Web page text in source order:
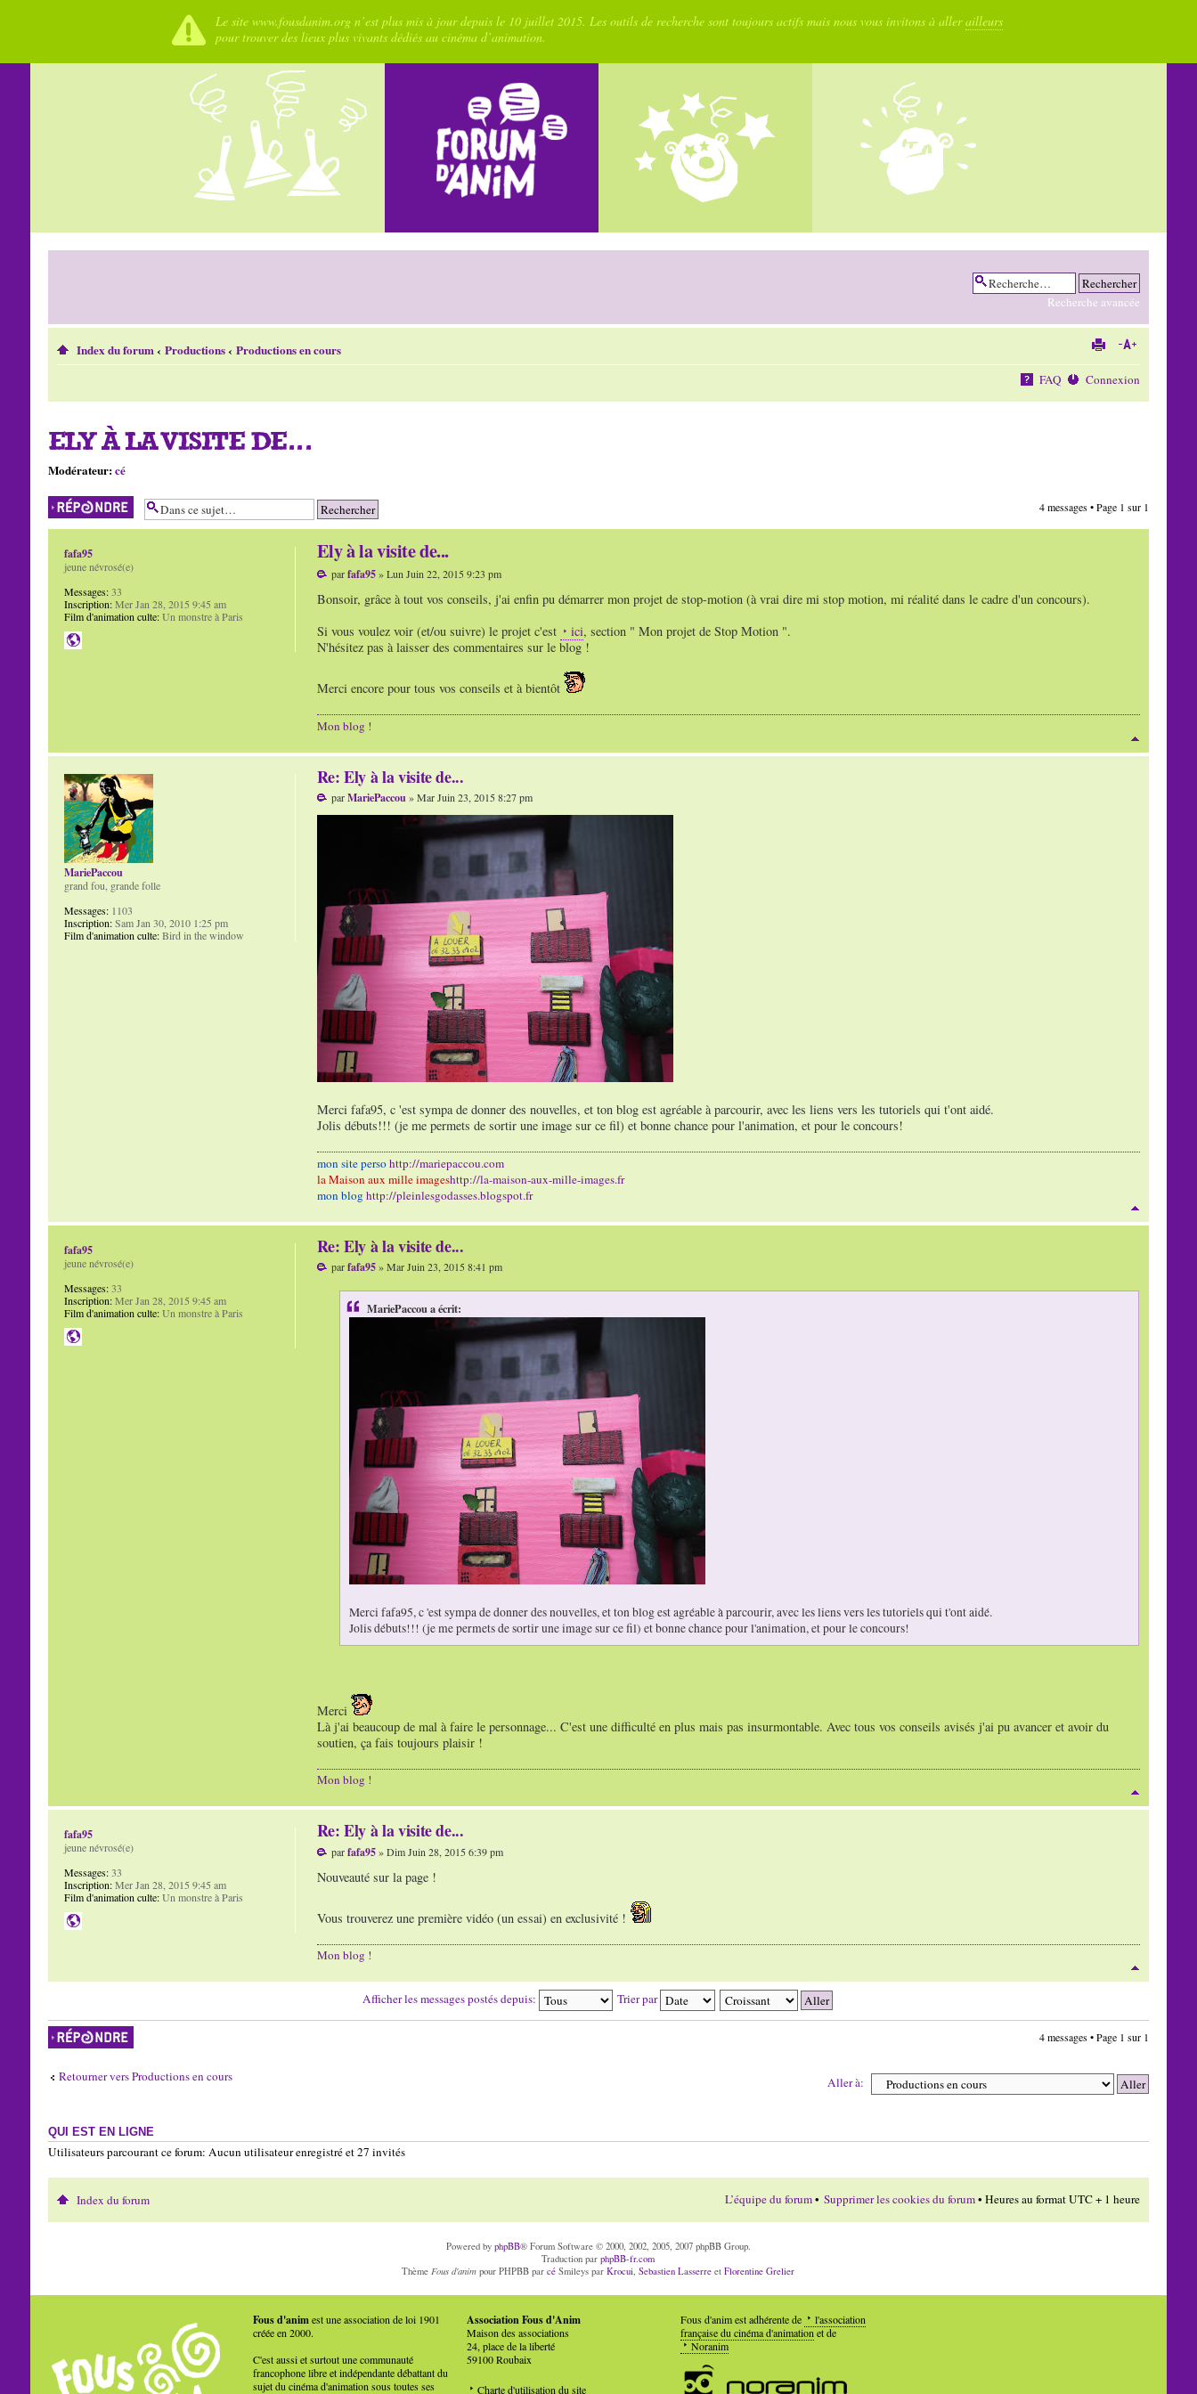
Le site www.fousdanim.org n’est plus mis à jour depuis le 10 juillet 2015. Les outils de recherche sont toujours actifs mais nous vous invitons à allerailleurs
pour trouver des lieux plus vivants dédiés au cinéma d’animation.
Recherche avancée
Index du forum‹ Productions‹ Productions en cours
FAQ Connexion
ELY À LA VISITE DE...
Modérateur:cé
Répondre 4 messages • Page 1 sur 1
Ely à la visite de...
parfafa95» Lun Juin 22, 2015 9:23 pm
Bonsoir, grâce à tout vos conseils, j'ai enfin pu démarrer mon projet de stop-motion (à vrai dire mi stop motion, mi réalité dans le cadre d'un concours).
Si vous voulez voir (et/ou suivre) le projet c'est
ici, section " Mon projet de Stop Motion ".
N'hésitez pas à laisser des commentaires sur le blog !
Merci encore pour tous vos conseils et à bientôt
Mon blog !
fafa95
jeune névrosé(e)
Messages:33
Inscription:Mer Jan 28, 2015 9:45 am
Film d'animation culte:Un monstre à Paris
Re: Ely à la visite de...
parMariePaccou » Mar Juin 23, 2015 8:27 pm
Merci fafa95, c 'est sympa de donner des nouvelles, et ton blog est agréable à parcourir, avec les liens vers les tutoriels qui t'ont aidé.
Jolis débuts!!! (je me permets de sortir une image sur ce fil) et bonne chance pour l'animation, et pour le concours!
mon site persohttp://mariepaccou.com
la Maison aux mille imageshttp://la-maison-aux-mille-images.fr
mon blog http://pleinlesgodasses.blogspot.fr
MariePaccou
grand fou, grande folle
Messages:1103
Inscription:Sam Jan 30, 2010 1:25 pm
Film d'animation culte:Bird in the window
Re: Ely à la visite de...
parfafa95» Mar Juin 23, 2015 8:41 pm
MariePaccou a écrit:
Merci fafa95, c 'est sympa de donner des nouvelles, et ton blog est agréable à parcourir, avec les liens vers les tutoriels qui t'ont aidé.
Jolis débuts!!! (je me permets de sortir une image sur ce fil) et bonne chance pour l'animation, et pour le concours!
Merci
Là j'ai beaucoup de mal à faire le personnage... C'est une difficulté en plus mais pas insurmontable. Avec tous vos conseils avisés j'ai pu avancer et avoir du
soutien, ça fais toujours plaisir !
Mon blog !
fafa95
jeune névrosé(e)
Messages:33
Inscription:Mer Jan 28, 2015 9:45 am
Film d'animation culte:Un monstre à Paris
Re: Ely à la visite de...
parfafa95» Dim Juin 28, 2015 6:39 pm
Nouveauté sur la page !
Vous trouverez une première vidéo (un essai) en exclusivité !
Mon blog !
fafa95
jeune névrosé(e)
Messages:33
Inscription:Mer Jan 28, 2015 9:45 am
Film d'animation culte:Un monstre à Paris
Afficher les messages postés depuis: Trier par
Répondre 4 messages • Page 1 sur 1
Retourner vers Productions en cours Aller à:
QUI EST EN LIGNE
Utilisateurs parcourant ce forum: Aucun utilisateur enregistré et 27 invités
Index du forum L’équipe du forum• Supprimer les cookies du forum• Heures au format UTC + 1 heure
Powered by phpBB® Forum Software © 2000, 2002, 2005, 2007 phpBB Group.
Traduction parphpBB-fr.com
ThèmeFous d'anim pour PHPBB parcé Smileys parKrocui,Sebastien Lasserre etFlorentine Grelier
Fous d'animest une association de loi 1901
créée en 2000.
C'est aussi et surtout une communauté
francophone libre et indépendante débattant du
sujet du cinéma d'animation sous toutes ses
Association Fous d'Anim
Maison des associations
24, place de la liberté
59100 Roubaix
Charte d'utilisation du site
Fous d'anim est adhérente de
l'association
française du cinéma d'animation et de
Noranim